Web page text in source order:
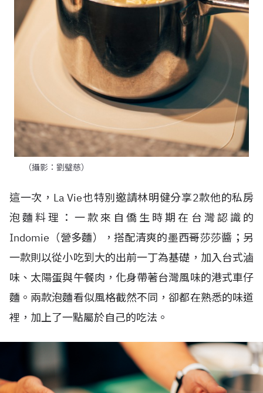
（攝影：劉璧慈）
這一次，La Vie也特別邀請林明健分享2款他的私房
泡麵料理：一款來自僑生時期在台灣認識的
Indomie（營多麵），搭配清爽的墨西哥莎莎醬；另
一款則以從小吃到大的出前一丁為基礎，加入台式滷
味、太陽蛋與午餐肉，化身帶著台灣風味的港式車仔
麵。兩款泡麵看似風格截然不同，卻都在熟悉的味道
裡，加上了一點屬於自己的吃法。